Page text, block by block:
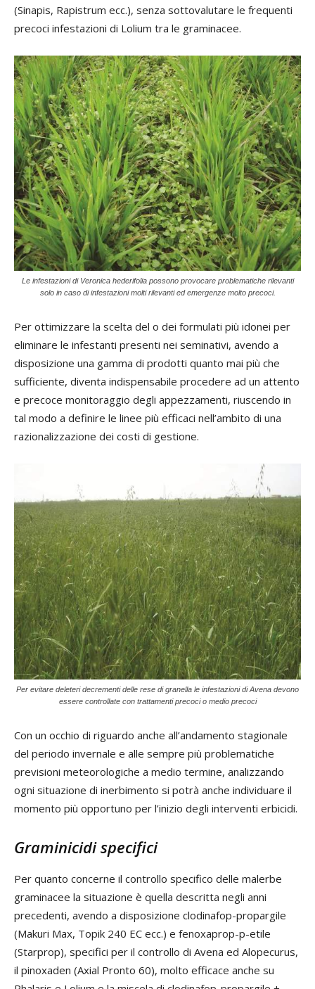
(Sinapis, Rapistrum ecc.), senza sottovalutare le frequenti
precoci infestazioni di Lolium tra le graminacee.
Le infestazioni di Veronica hederifolia possono provocare problematiche rilevanti
solo in caso di infestazioni molti rilevanti ed emergenze molto precoci.
Per ottimizzare la scelta del o dei formulati più idonei per
eliminare le infestanti presenti nei seminativi, avendo a
disposizione una gamma di prodotti quanto mai più che
sufficiente, diventa indispensabile procedere ad un attento
e precoce monitoraggio degli appezzamenti, riuscendo in
tal modo a definire le linee più efficaci nell’ambito di una
razionalizzazione dei costi di gestione.
Per evitare deleteri decrementi delle rese di granella le infestazioni di Avena devono
essere controllate con trattamenti precoci o medio precoci
Con un occhio di riguardo anche all’andamento stagionale
del periodo invernale e alle sempre più problematiche
previsioni meteorologiche a medio termine, analizzando
ogni situazione di inerbimento si potrà anche individuare il
momento più opportuno per l’inizio degli interventi erbicidi.
Graminicidi specifici
Per quanto concerne il controllo specifico delle malerbe
graminacee la situazione è quella descritta negli anni
precedenti, avendo a disposizione clodinafop-propargile
(Makuri Max, Topik 240 EC ecc.) e fenoxaprop-p-etile
(Starprop), specifici per il controllo di Avena ed Alopecurus,
il pinoxaden (Axial Pronto 60), molto efficace anche su